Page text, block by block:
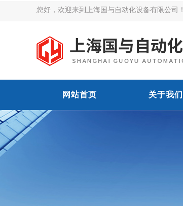
您好，欢迎来到上海国与自动化设备有限公司！
网站首页 关于我们